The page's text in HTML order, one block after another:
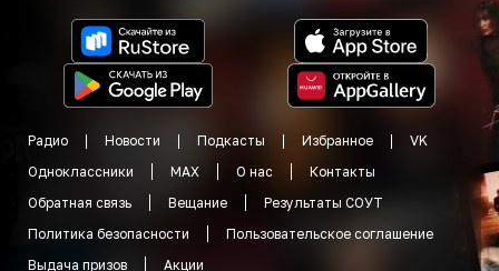
Радио Новости Подкасты Избранное
VK
Одноклассники
MAX О нас
Контакты
Обратная связь
Вещание
Результаты СОУТ
Политика безопасности
Пользовательское соглашение
Выдача призов
Акции